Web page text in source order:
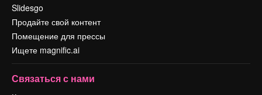
Slidesgo
Продайте свой контент
Помещение для прессы
Ищете magnific.ai
Связаться с нами